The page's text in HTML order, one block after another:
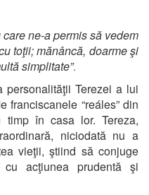
ne-a permis să vedem
toţii; mănâncă, doarme şi
simplitate”.
personalităţii Terezei a lui
franciscanele “reáles” din
timp în casa lor. Tereza,
niciodată nu a
vieţii, ştiind să conjuge
acţiunea prudentă şi